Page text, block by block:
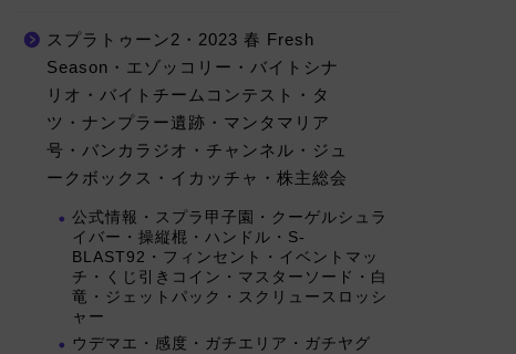
スプラトゥーン2・2023 春 Fresh
Season・エゾッコリー・バイトシナ
リオ・バイトチームコンテスト・タ
ツ・ナンプラー遺跡・マンタマリア
号・バンカラジオ・チャンネル・ジュ
ークボックス・イカッチャ・株主総会
公式情報・スプラ甲子園・クーゲルシュラ
イバー・操縦棍・ハンドル・S-
BLAST92・フィンセント・イベントマッ
チ・くじ引きコイン・マスターソード・白
竜・ジェットパック・スクリュースロッシ
ャー
ウデマエ・感度・ガチエリア・ガチヤグ